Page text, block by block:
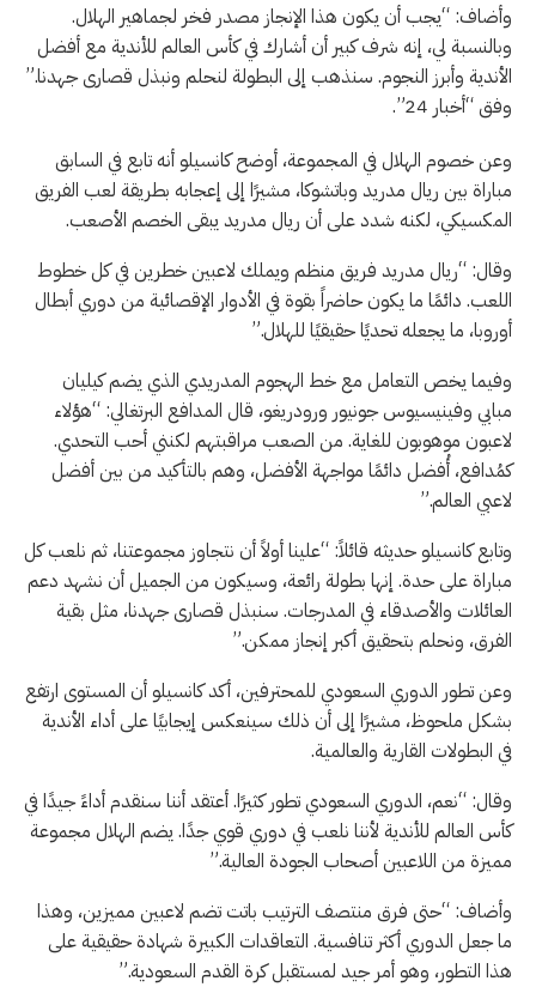
وأضاف: “يجب أن يكون هذا الإنجاز مصدر فخر لجماهير الهلال.
وبالنسبة لي، إنه شرف كبير أن أشارك في كأس العالم للأندية مع أفضل
الأندية وأبرز النجوم. سنذهب إلى البطولة لنحلم ونبذل قصارى جهدنا.”
وفق “أخبار 24”.
وعن خصوم الهلال في المجموعة، أوضح كانسيلو أنه تابع في السابق
مباراة بين ريال مدريد وباتشوكا، مشيرًا إلى إعجابه بطريقة لعب الفريق
المكسيكي، لكنه شدد على أن ريال مدريد يبقى الخصم الأصعب.
وقال: “ريال مدريد فريق منظم ويملك لاعبين خطرين في كل خطوط
اللعب. دائمًا ما يكون حاضراً بقوة في الأدوار الإقصائية من دوري أبطال
أوروبا، ما يجعله تحديًا حقيقيًا للهلال.”
وفيما يخص التعامل مع خط الهجوم المدريدي الذي يضم كيليان
مبابي وفينيسيوس جونيور ورودريغو، قال المدافع البرتغالي: “هؤلاء
لاعبون موهوبون للغاية. من الصعب مراقبتهم لكنني أحب التحدي.
كمُدافع، أُفضل دائمًا مواجهة الأفضل، وهم بالتأكيد من بين أفضل
لاعبي العالم.”
وتابع كانسيلو حديثه قائلاً: “علينا أولاً أن نتجاوز مجموعتنا، ثم نلعب كل
مباراة على حدة. إنها بطولة رائعة، وسيكون من الجميل أن نشهد دعم
العائلات والأصدقاء في المدرجات. سنبذل قصارى جهدنا، مثل بقية
الفرق، ونحلم بتحقيق أكبر إنجاز ممكن.”
وعن تطور الدوري السعودي للمحترفين، أكد كانسيلو أن المستوى ارتفع
بشكل ملحوظ، مشيرًا إلى أن ذلك سينعكس إيجابيًا على أداء الأندية
في البطولات القارية والعالمية.
وقال: “نعم، الدوري السعودي تطور كثيرًا. أعتقد أننا سنقدم أداءً جيدًا في
كأس العالم للأندية لأننا نلعب في دوري قوي جدًا. يضم الهلال مجموعة
مميزة من اللاعبين أصحاب الجودة العالية.”
وأضاف: “حتى فرق منتصف الترتيب باتت تضم لاعبين مميزين، وهذا
ما جعل الدوري أكثر تنافسية. التعاقدات الكبيرة شهادة حقيقية على
هذا التطور، وهو أمر جيد لمستقبل كرة القدم السعودية.”